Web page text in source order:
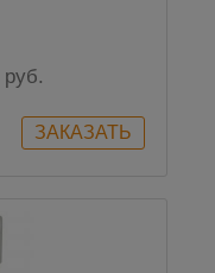
руб.